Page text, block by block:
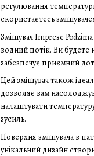
регулювання
скористаєтесь
Змішувач Imprese
водний потік. Ви
забезпечує приємний
Цей змішувач також
дозволяє вам
налаштувати
зусиль.
Поверхня змішувача в
унікальний дизайн